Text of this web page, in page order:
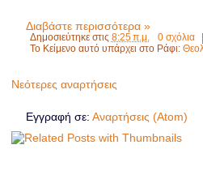
Διαβάστε περισσότερα »
Δημοσιεύτηκε στις 8:25 π.μ.
0 σχόλια
Το Κείμενο αυτό υπάρχει στο Ράφι:
Νεότερες αναρτήσεις
Εγγραφή σε: Αναρτήσεις (Atom)